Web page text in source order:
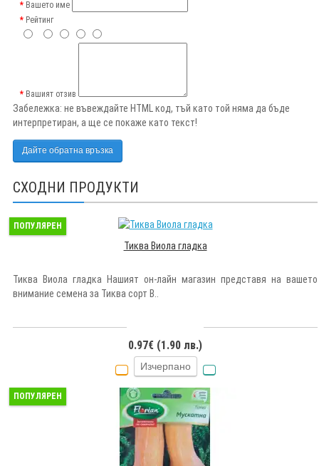
Вашето име
Рейтинг
Вашият отзив
Забележка: не въвеждайте HTML код, тъй като той няма да бъде
интерпретиран, а ще се покаже като текст!
Дайте обратна връзка
СХОДНИ ПРОДУКТИ
ПОПУЛЯРЕН
Тиква Виола гладка
Тиква Виола гладка Нашият он-лайн магазин представя на вашето
внимание семена за Тиква сорт В..
0.97€ (1.90 лв.)
Изчерпано
ПОПУЛЯРЕН